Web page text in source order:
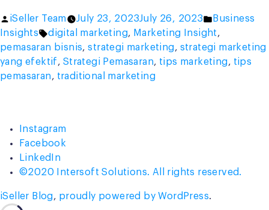
Traditional
Marketing,
Mana
yang
Lebih
Posted
by
iSeller Team July 23, 2023July 26, 2023
Posted
in
Business
Insights
Tags:
digital marketing, Marketing Insight,
pemasaran bisnis,strategi marketing, strategi marketing
yang efektif, Strategi Pemasaran, tips marketing, tips
pemasaran, traditional marketing
Instagram
Facebook
LinkedIn
©2020 Intersoft Solutions. All rights reserved.
iSeller Blog, proudly powered by WordPress.